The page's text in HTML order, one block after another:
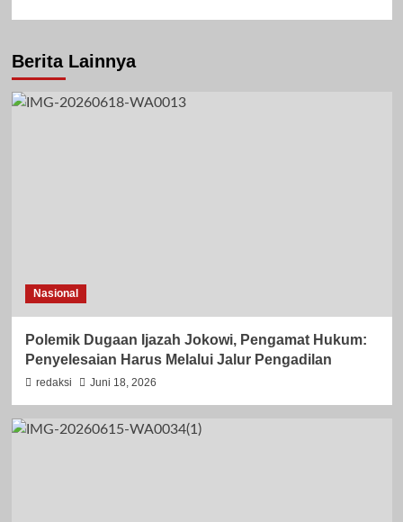
Berita Lainnya
Nasional
Polemik Dugaan Ijazah Jokowi, Pengamat Hukum:
Penyelesaian Harus Melalui Jalur Pengadilan
redaksi Juni 18, 2026